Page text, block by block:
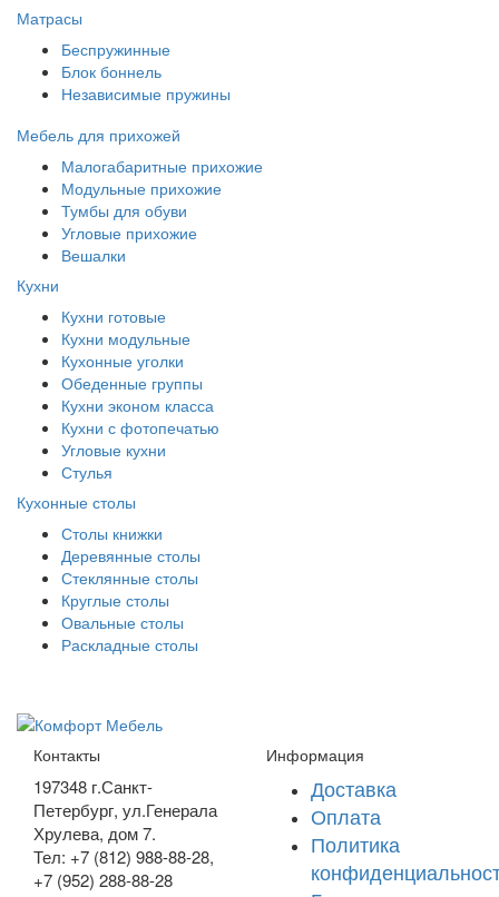
Матрасы
Беспружинные
Блок боннель
Независимые пружины
Мебель для прихожей
Малогабаритные прихожие
Модульные прихожие
Тумбы для обуви
Угловые прихожие
Вешалки
Кухни
Кухни готовые
Кухни модульные
Кухонные уголки
Обеденные группы
Кухни эконом класса
Кухни с фотопечатью
Угловые кухни
Стулья
Кухонные столы
Столы книжки
Деревянные столы
Стеклянные столы
Круглые столы
Овальные столы
Раскладные столы
Контакты
197348 г.Санкт-
Петербург, ул.Генерала
Хрулева, дом 7.
Тел: +7 (812) 988-88-28,
+7 (952) 288-88-28
Информация
Доставка
Оплата
Политика